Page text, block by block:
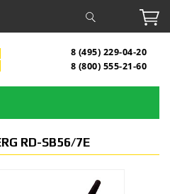
8 (495) 229-04-20
8 (800) 555-21-60
RD-SB56/7E